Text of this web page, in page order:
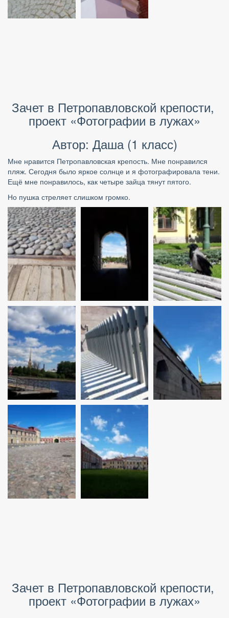
Зачет в Петропавловской крепости,
проект «Фотографии в лужах»
Автор: Даша (1 класс)
Мне нравится Петропавловская крепость. Мне понравился
пляж. Сегодня было яркое солнце и я фотографировала тени.
Ещё мне понравилось, как четыре зайца тянут пятого.
Но пушка стреляет слишком громко.
Зачет в Петропавловской крепости,
проект «Фотографии в лужах»